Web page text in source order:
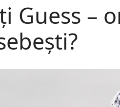
Guess –